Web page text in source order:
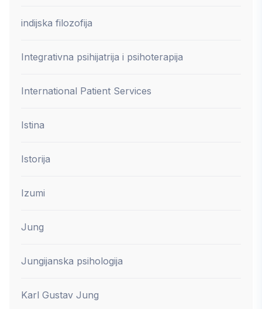
indijska filozofija
Integrativna psihijatrija i psihoterapija
International Patient Services
Istina
Istorija
Izumi
Jung
Jungijanska psihologija
Karl Gustav Jung